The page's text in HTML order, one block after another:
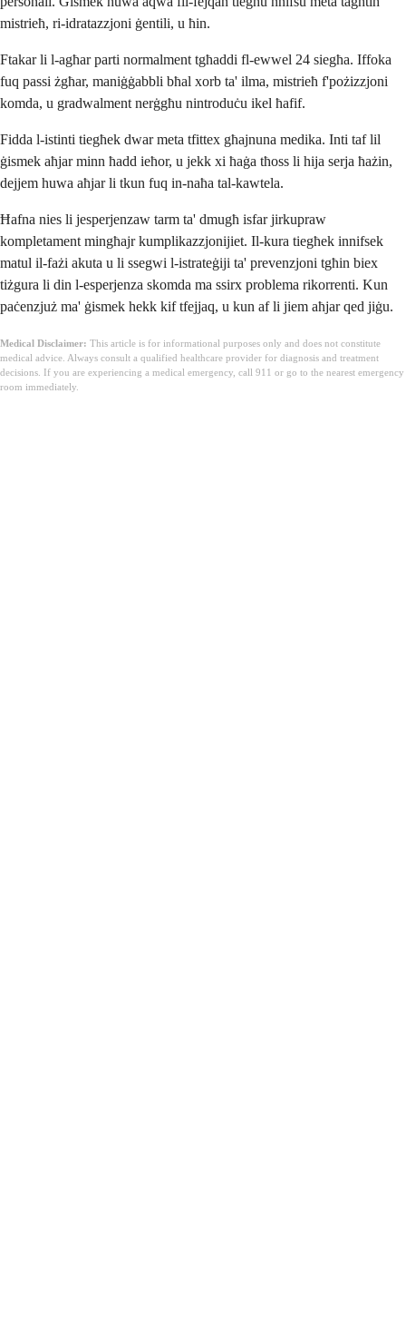
mistrieħ, ri-idratazzjoni ġentili, u ħin.
Ftakar li l-agħar parti normalment tgħaddi fl-ewwel 24 siegħa. Iffoka
fuq passi żgħar, maniġġabbli bħal xorb ta' ilma, mistrieħ f'pożizzjoni
komda, u gradwalment nerġgħu nintroduċu ikel ħafif.
Fidda l-istinti tiegħek dwar meta tfittex għajnuna medika. Inti taf lil
ġismek aħjar minn ħadd ieħor, u jekk xi ħaġa tħoss li hija serja ħażin,
dejjem huwa aħjar li tkun fuq in-naħa tal-kawtela.
Ħafna nies li jesperjenzaw tarm ta' dmugħ isfar jirkupraw
kompletament mingħajr kumplikazzjonijiet. Il-kura tiegħek innifsek
matul il-fażi akuta u li ssegwi l-istrateġiji ta' prevenzjoni tgħin biex
tiżgura li din l-esperjenza skomda ma ssirx problema rikorrenti. Kun
paċenzjuż ma' ġismek hekk kif tfejjaq, u kun af li jiem aħjar qed jiġu.
Medical Disclaimer: This article is for informational purposes only and does not constitute
medical advice. Always consult a qualified healthcare provider for diagnosis and treatment
decisions. If you are experiencing a medical emergency, call 911 or go to the nearest emergency
room immediately.